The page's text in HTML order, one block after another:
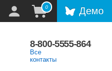
0 Демо
8-800-5555-864
Все
контакты